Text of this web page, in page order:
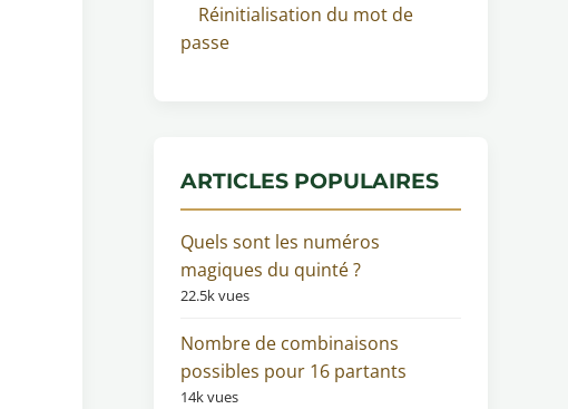
Réinitialisation du mot de
passe
ARTICLES POPULAIRES
Quels sont les numéros
magiques du quinté ?
22.5k vues
Nombre de combinaisons
possibles pour 16 partants
14k vues